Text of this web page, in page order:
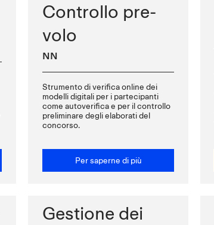
Controllo pre-
volo
NN
Strumento di verifica online dei
modelli digitali per i partecipanti
come autoverifica e per il controllo
preliminare degli elaborati del
concorso.
Per saperne di più
Gestione dei